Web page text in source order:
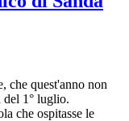
che quest'anno non
del 1° luglio.
che ospitasse le